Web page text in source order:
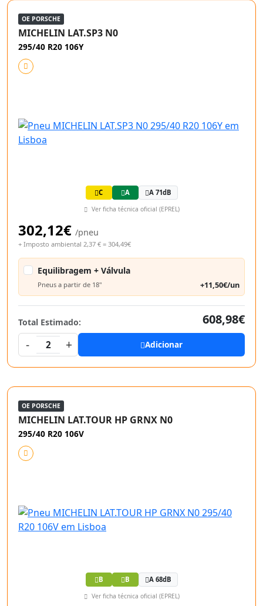
OE PORSCHE
MICHELIN LAT.SP3 N0
295/40 R20 106Y
C A A 71dB
Ver ficha técnica oficial (EPREL)
302,12€ /pneu
+ Imposto ambiental 2,37 € = 304,49€
Equilibragem + Válvula
Pneus a partir de 18" +11,50€/un
Total Estimado:
608,98€
-
2 + Adicionar
OE PORSCHE
MICHELIN LAT.TOUR HP GRNX N0
295/40 R20 106V
B B A 68dB
Ver ficha técnica oficial (EPREL)